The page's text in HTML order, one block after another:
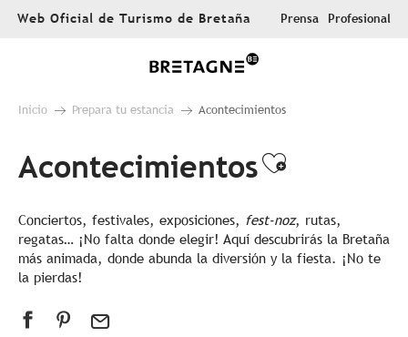
AllerWeb Oficial de Turismo de Bretaña Prensa Profesional
Inicio Prepara tu estancia Acontecimientos
AcontecimientosAjouter
Conciertos, festivales, exposiciones, fest-noz, rutas,
regatas… ¡No falta donde elegir! Aquí descubrirás la Bretaña
más animada, donde abunda la diversión y la fiesta. ¡No te
la pierdas!